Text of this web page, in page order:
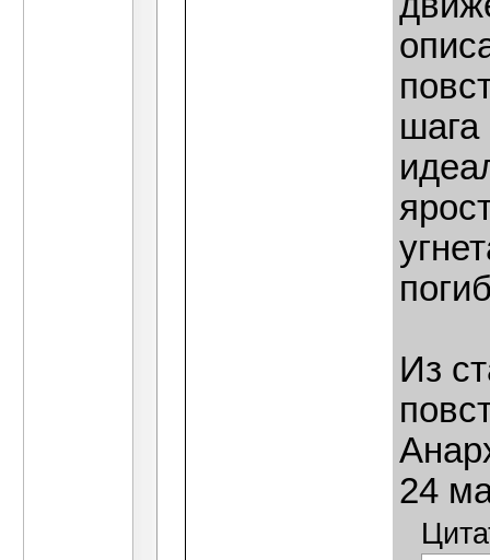
шага
Из
24